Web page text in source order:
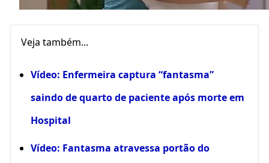
Veja também...
Vídeo: Enfermeira captura “fantasma”
saindo de quarto de paciente após morte em
Hospital
Vídeo: Fantasma atravessa portão do